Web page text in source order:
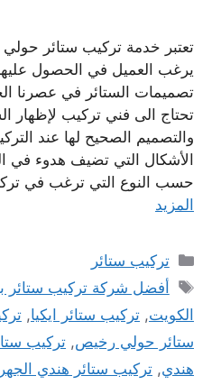
تعتبر خدمة تركيب ستائر
يرغب العميل في الحصول
تصميمات الستائر في عصرنا
تحتاج الى فني تركيب لإظهار
والتصميم الصحيح لها عند
الأشكال التي تضيف هدوء في
حسب النوع التي ترغب في
المزيد
التصنيفات
تركيب ستائر
الوسوم
أفضل شركة تركيب ستائر
الكويت, تركيب ستائر ايكيا,
ستائر حولي رخيص, تركيب
هندي, تركيب ستائر هندي